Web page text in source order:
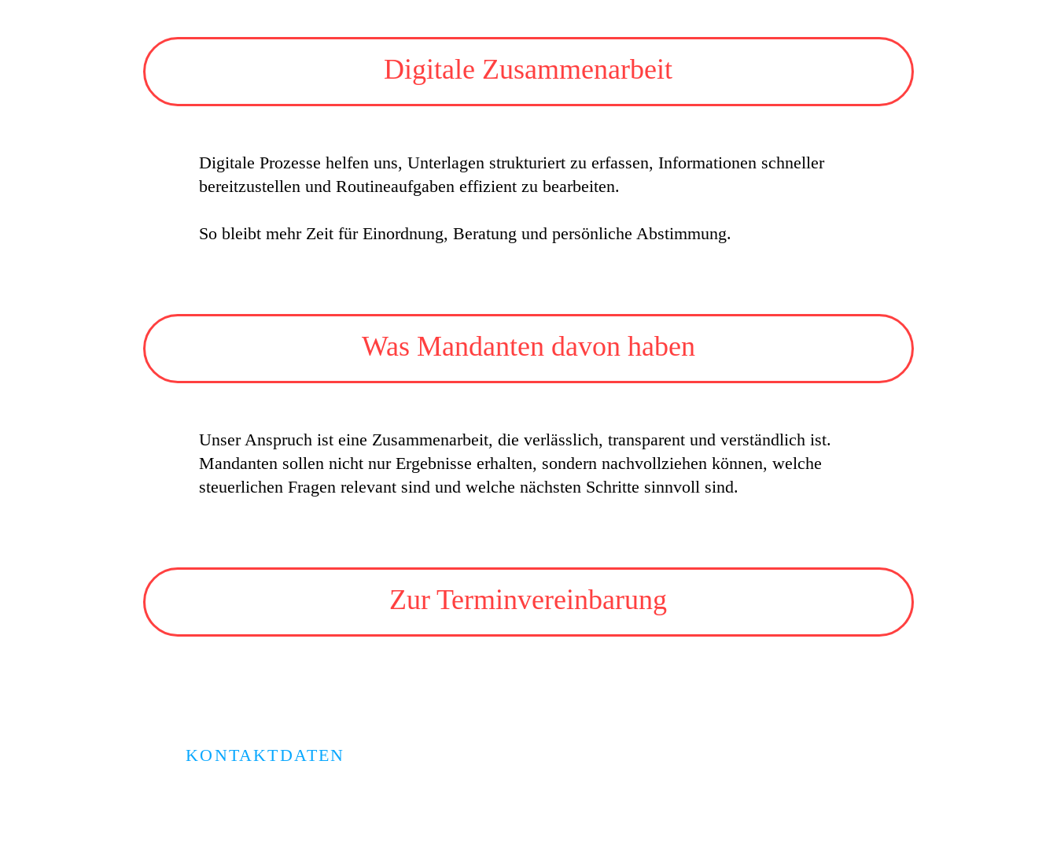
Digitale Zusammenarbeit
Digitale Prozesse helfen uns, Unterlagen strukturiert zu erfassen, Informationen schneller
bereitzustellen und Routineaufgaben effizient zu bearbeiten.
So bleibt mehr Zeit für Einordnung, Beratung und persönliche Abstimmung.
Was Mandanten davon haben
Unser Anspruch ist eine Zusammenarbeit, die verlässlich, transparent und verständlich ist.
Mandanten sollen nicht nur Ergebnisse erhalten, sondern nachvollziehen können, welche
steuerlichen Fragen relevant sind und welche nächsten Schritte sinnvoll sind.
Zur Terminvereinbarung
KONTAKTDATEN